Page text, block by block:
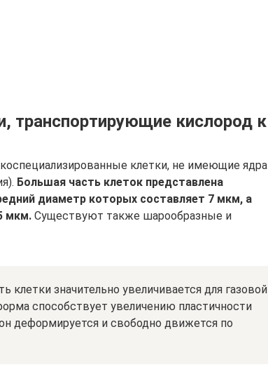
транспортирующие кислород к
клетки, не имеющие ядра
Большая часть клеток представлена
диаметр которых составляет 7 мкм, а
мкм. Существуют также шарообразные и
клетки значительно увеличивается для газовой
способствует увеличению пластичности
деформируется и свободно движется по